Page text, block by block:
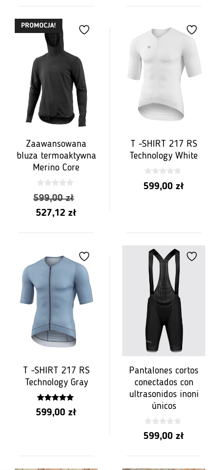
PROMOCJA!
Zaawansowana
bluza termoaktywna
Merino Core
0
z
599,00zł
zł.
527,12 złAktualna
527,12
zł.
T -SHIRT 217 RS
Technology White
0
z
599,00 zł
T -SHIRT 217 RS
Technology Gray
5.00
z 5
599,00 zł
Pantalones cortos
conectados con
ultrasonidos inoni
únicos
0
z
599,00 zł